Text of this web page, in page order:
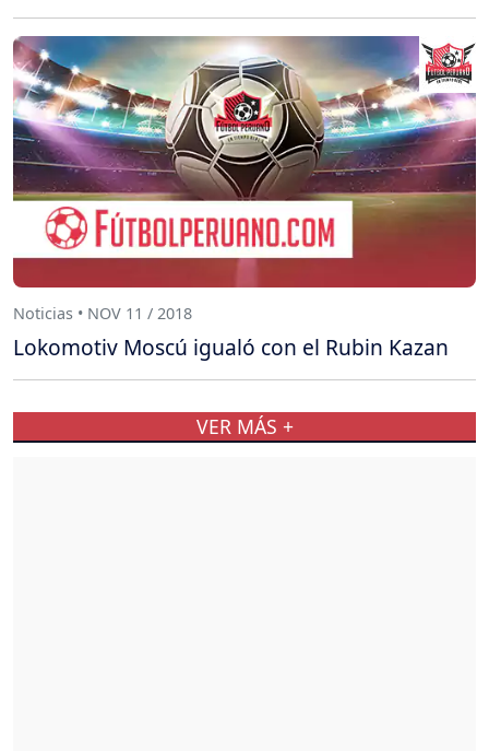
Noticias • NOV 11 / 2018
Lokomotiv Moscú igualó con el Rubin Kazan
VER MÁS +